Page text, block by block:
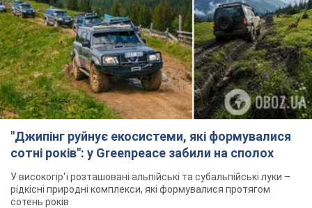
"Джипінг руйнує екосистеми, які формувалися
сотні років": у Greenpeace забили на сполох
У високогір'ї розташовані альпійські та субальпійські луки –
рідкісні природні комплекси, які формувалися протягом
сотень років